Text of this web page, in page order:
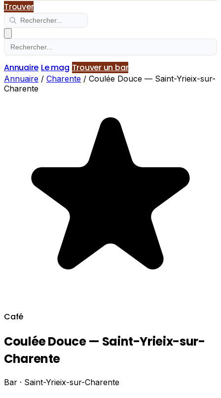
Trouver
Annuaire Le mag Trouver un bar
Annuaire / Charente / Coulée Douce — Saint-Yrieix-sur-
Charente
Café
Coulée Douce — Saint-Yrieix-sur-
Charente
Bar · Saint-Yrieix-sur-Charente